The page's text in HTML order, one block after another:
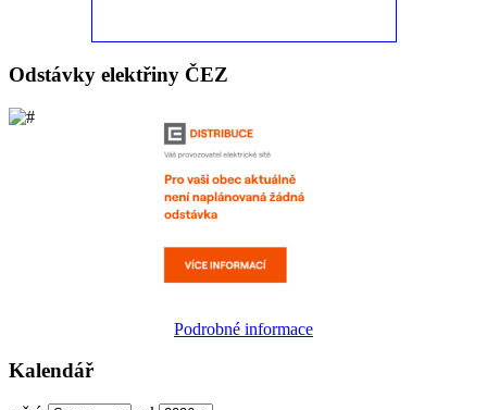
Odstávky elektřiny ČEZ
Podrobné informace
Kalendář